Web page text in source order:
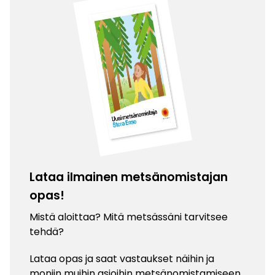
Lataa ilmainen metsänomistajan
opas!
Mistä aloittaa? Mitä metsässäni tarvitsee
tehdä?
Lataa opas ja saat vastaukset näihin ja